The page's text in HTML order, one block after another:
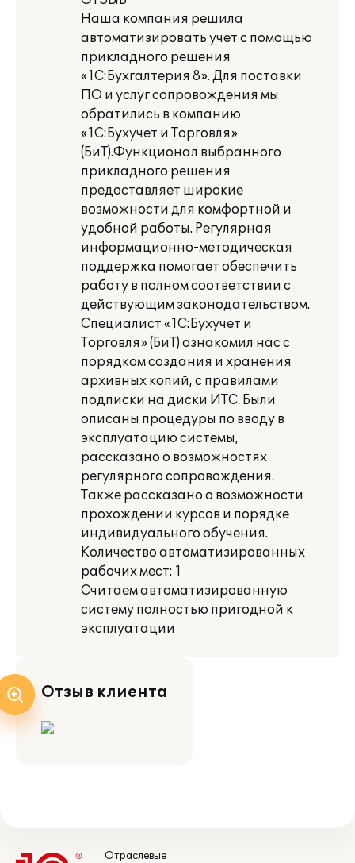
Наша компания решила
автоматизировать учет с помощью
прикладного решения
«1С:Бухгалтерия 8». Для поставки
ПО и услуг сопровождения мы
обратились в компанию
«1С:Бухучет и Торговля»
(БиТ).Функционал выбранного
прикладного решения
предоставляет широкие
возможности для комфортной и
удобной работы. Регулярная
информационно-методическая
поддержка помогает обеспечить
работу в полном соответствии с
действующим законодательством.
Специалист «1С:Бухучет и
Торговля» (БиТ) ознакомил нас с
порядком создания и хранения
архивных копий, с правилами
подписки на диски ИТС. Были
описаны процедуры по вводу в
эксплуатацию системы,
рассказано о возможностях
регулярного сопровождения.
Также рассказано о возможности
прохождении курсов и порядке
индивидуального обучения.
Количество автоматизированных
рабочих мест: 1
Считаем автоматизированную
систему полностью пригодной к
эксплуатации
Отзыв клиента
Отраслевые